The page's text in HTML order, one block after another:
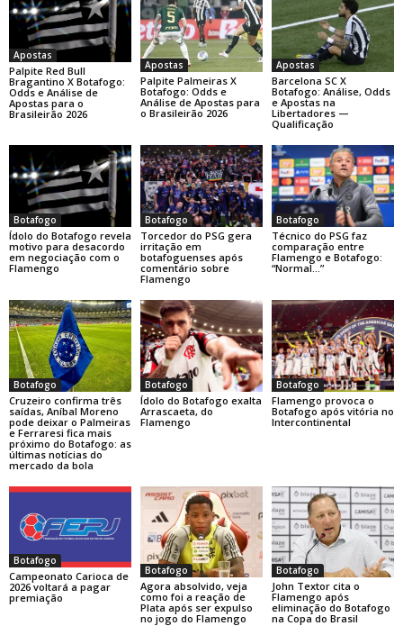
Apostas
Palpite Red Bull
Bragantino X Botafogo:
Odds e Análise de
Apostas para o
Brasileirão 2026
Apostas
Palpite Palmeiras X
Botafogo: Odds e
Análise de Apostas para
o Brasileirão 2026
Apostas
Barcelona SC X
Botafogo: Análise, Odds
e Apostas na
Libertadores —
Qualificação
Botafogo
Ídolo do Botafogo revela
motivo para desacordo
em negociação com o
Flamengo
Botafogo
Torcedor do PSG gera
irritação em
botafoguenses após
comentário sobre
Flamengo
Botafogo
Técnico do PSG faz
comparação entre
Flamengo e Botafogo:
“Normal…”
Botafogo
Cruzeiro confirma três
saídas, Aníbal Moreno
pode deixar o Palmeiras
e Ferraresi fica mais
próximo do Botafogo: as
últimas notícias do
mercado da bola
Botafogo
Ídolo do Botafogo exalta
Arrascaeta, do
Flamengo
Botafogo
Flamengo provoca o
Botafogo após vitória no
Intercontinental
Botafogo
Campeonato Carioca de
2026 voltará a pagar
premiação
Botafogo
Agora absolvido, veja
como foi a reação de
Plata após ser expulso
no jogo do Flamengo
Botafogo
John Textor cita o
Flamengo após
eliminação do Botafogo
na Copa do Brasil